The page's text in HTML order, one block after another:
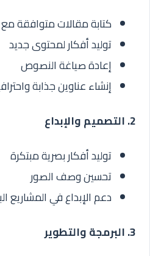
كتابة مقالات متوافقة
توليد أفكار لمحتوى جديد
إعادة صياغة النصوص
إنشاء عناوين جذابة
2. التصميم والإبداع
توليد أفكار بصرية مبتكرة
تحسين وصف الصور
دعم الإبداع في المشاريع
3. البرمجة والتطوير